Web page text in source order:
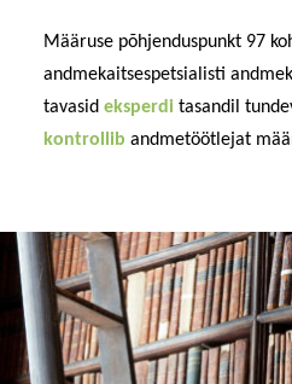
Määruse põhjenduspunkt 97
andmekaitsespetsialisti
tavasid eksperdi tasandil
kontrollib andmetöötlejat